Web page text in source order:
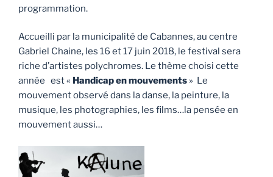
programmation.
Accueilli par la municipalité de Cabannes, au centre
Gabriel Chaine, les 16 et 17 juin 2018, le festival sera
riche d’artistes polychromes. Le thème choisi cette
année est « Handicap en mouvements » Le
mouvement observé dans la danse, la peinture, la
musique, les photographies, les films…la pensée en
mouvement aussi…